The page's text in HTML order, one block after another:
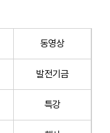
동영상
발전기금
특강